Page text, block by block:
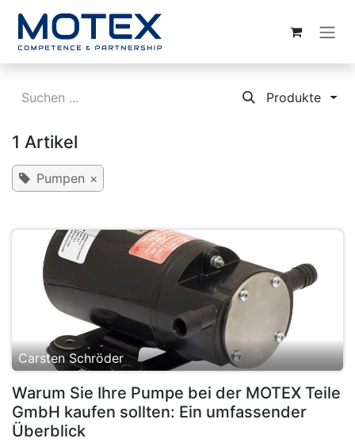
Produkte
1 Artikel
Pumpen ×
Carsten Schröder
Warum Sie Ihre Pumpe bei der MOTEX Teile
GmbH kaufen sollten: Ein umfassender
Überblick